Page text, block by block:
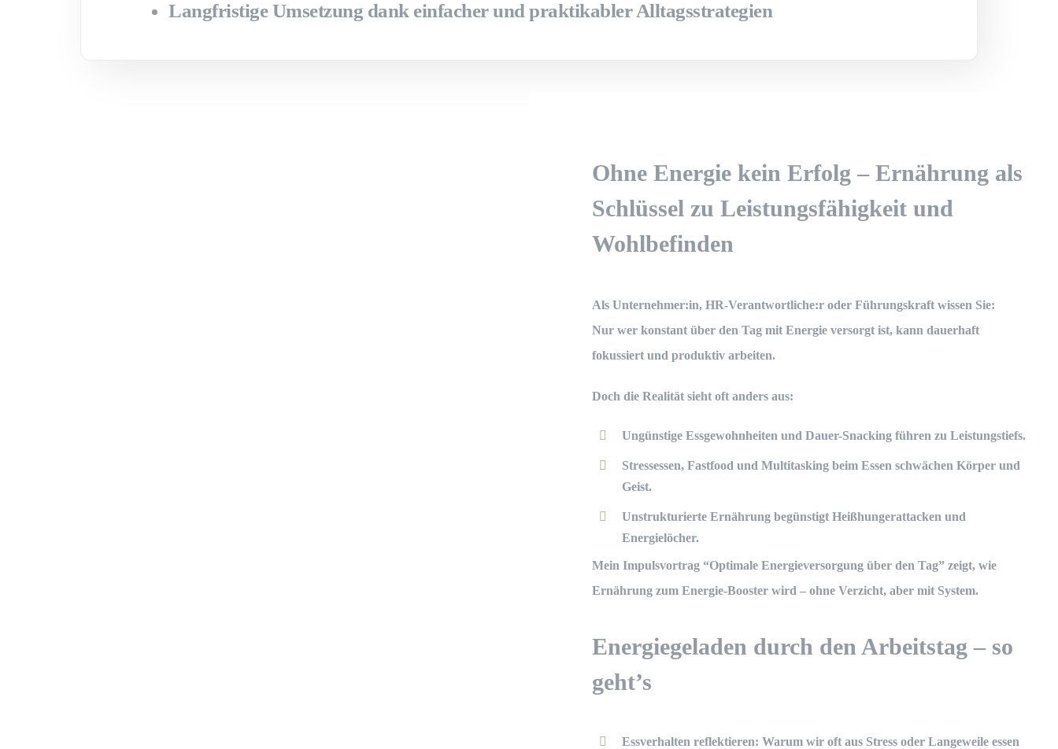
Langfristige Umsetzung dank einfacher und praktikabler Alltagsstrategien
Ohne Energie kein Erfolg – Ernährung als
Schlüssel zu Leistungsfähigkeit und
Wohlbefinden
Als Unternehmer:in, HR-Verantwortliche:r oder Führungskraft wissen Sie:
Nur wer konstant über den Tag mit Energie versorgt ist, kann dauerhaft
fokussiert und produktiv arbeiten.
Doch die Realität sieht oft anders aus:
Ungünstige Essgewohnheiten und Dauer-Snacking führen zu Leistungstiefs.
Stressessen, Fastfood und Multitasking beim Essen schwächen Körper und
Geist.
Unstrukturierte Ernährung begünstigt Heißhungerattacken und
Energielöcher.
Mein Impulsvortrag “Optimale Energieversorgung über den Tag” zeigt, wie
Ernährung zum Energie-Booster wird – ohne Verzicht, aber mit System.
Energiegeladen durch den Arbeitstag – so
geht’s
Essverhalten reflektieren: Warum wir oft aus Stress oder Langeweile essen